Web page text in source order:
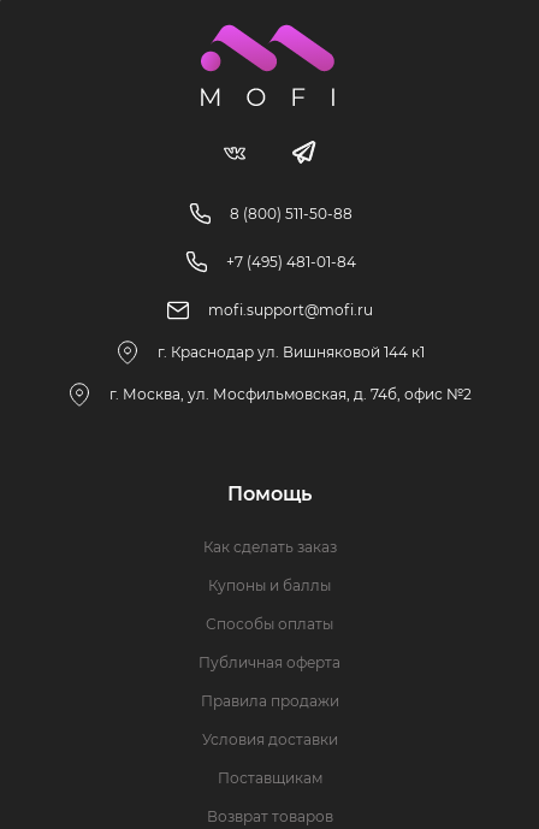
8 (800) 511-50-88
+7 (495) 481-01-84
mofi.support@mofi.ru
г. Краснодар ул. Вишняковой 144 к1
г. Москва, ул. Мосфильмовская, д. 74б, офис №2
Помощь
Как сделать заказ
Купоны и баллы
Способы оплаты
Публичная оферта
Правила продажи
Условия доставки
Поставщикам
Возврат товаров